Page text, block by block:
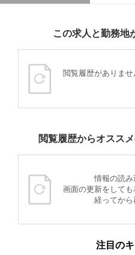
この求人と勤務地
閲覧履歴がありま
閲覧履歴からオスス
情報の読み
画面の更新をしても
経ってから
注目の